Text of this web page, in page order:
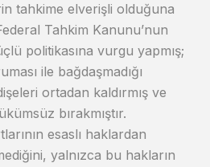
tahkime elverişli olduğuna
Tahkim Kanunu’nun
politikasına vurgu yapmış;
ile bağdaşmadığı
ortadan kaldırmış ve
bırakmıştır.
esaslı haklardan
yalnızca bu hakların